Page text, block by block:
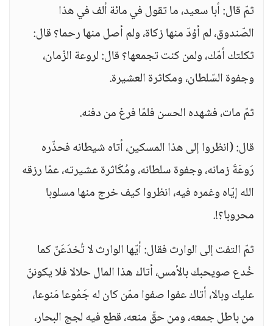
ثمّ قال: أبا سعيد، ما تقول في مائة ألف في هذا
الصّندوق، لم أؤدّ منها زكاة، ولم أصل منها رحما؟ قال:
ثكلتك أمّك، ولمن كنت تجمعها؟ قال: لروعة الزّمان،
وجفوة السّلطان، ومكاثرة العشيرة.
ثمّ مات، فشهده الحسن فلمّا فرغ من دفنه.
قال: (انظروا إلى هذا المسكين، أتاه شيطانه فحذّره
رَوعَةَ زمانه، وجفوة سلطانه، ومُكَاثرة عشيرته، عمّا رزقه
الله إيّاه وغمره فيه، انظروا كيف خرج منها مسلوبا
محروبا؟!.
ثمّ التفت إلى الوارث فقال: أيّها الوارث لا تُخدَعَنّ كما
خُدع صويحبك بالأمس، أتاك هذا المال حلالا فلا يكوننّ
عليك وبالا، أتاك عفوا صفوا ممّن كان له جَمُوعا مَنوعا،
من باطل جمعه، ومن حقّ منعه، قطع فيه لجج البحار،